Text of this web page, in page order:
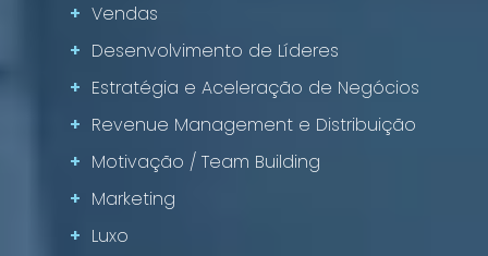
+ Vendas
+ Desenvolvimento de Líderes
+ Estratégia e Aceleração de Negócios
+ Revenue Management e Distribuição
+ Motivação / Team Building
+ Marketing
+ Luxo